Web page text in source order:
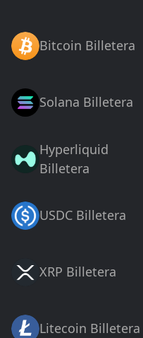
Bitcoin Billetera
Solana Billetera
Hyperliquid
Billetera
USDC Billetera
XRP Billetera
Litecoin Billetera